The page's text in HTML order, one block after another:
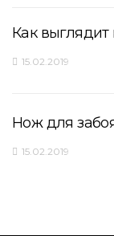
Как
15.02.2019
Нож для
15.02.2019